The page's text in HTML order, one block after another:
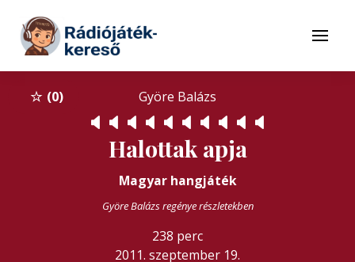
Tovább a tartalomhoz
Menü
0 Györe Balázs
🔈 🔈 🔈 🔈 🔈 🔈 🔈 🔈 🔈 🔈
Halottak apja
Magyar hangjáték
Györe Balázs regénye részletekben
238 perc
2011. szeptember 19.